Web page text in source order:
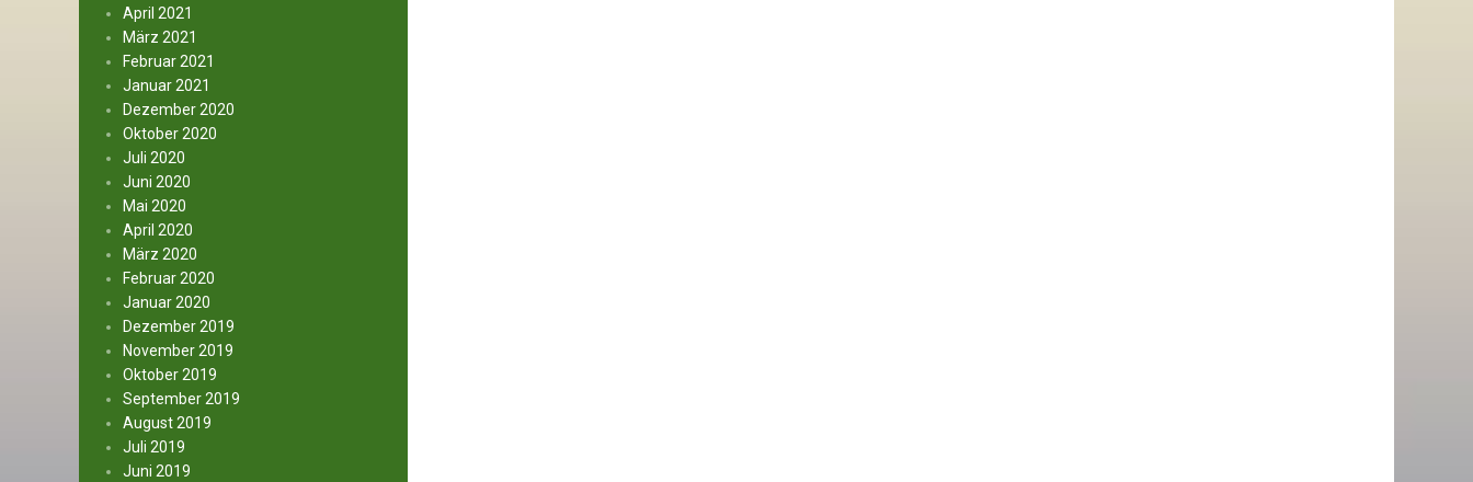
April 2021
März 2021
Februar 2021
Januar 2021
Dezember 2020
Oktober 2020
Juli 2020
Juni 2020
Mai 2020
April 2020
März 2020
Februar 2020
Januar 2020
Dezember 2019
November 2019
Oktober 2019
September 2019
August 2019
Juli 2019
Juni 2019